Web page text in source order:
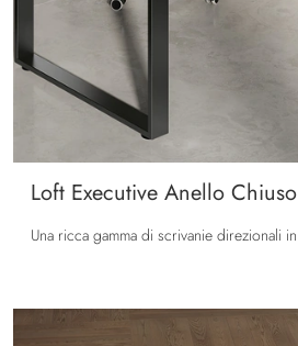
Loft Executive Anello Chiuso